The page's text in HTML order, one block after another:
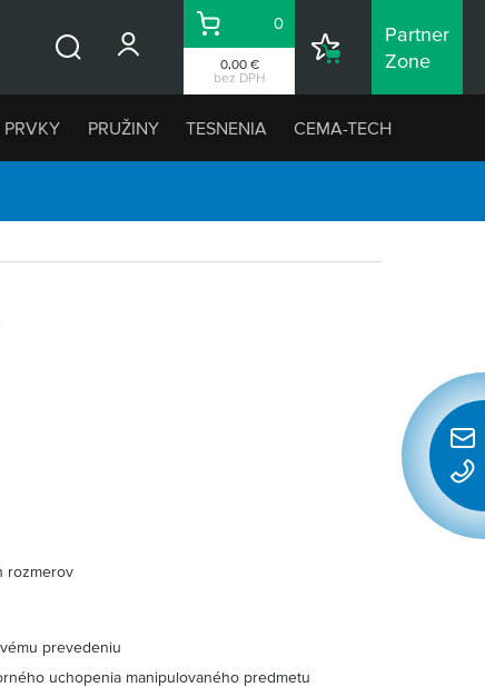
0,00 €
bez DPH
Košík
0
Nákupný
Partner
Zone
PRVKY PRUŽINY TESNENIA CEMA-TECH
rozmerov
prevedeniu
uchopenia manipulovaného predmetu